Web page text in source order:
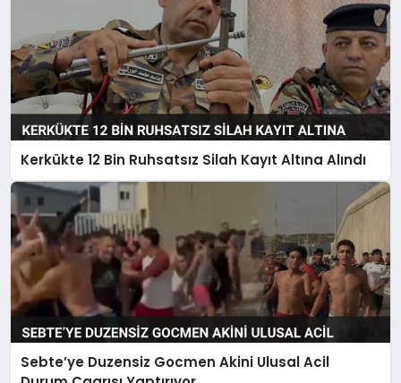
Kerkükte 12 Bin Ruhsatsız Silah Kayıt Altına Alındı
Sebte’ye Duzensiz Gocmen Akini Ulusal Acil